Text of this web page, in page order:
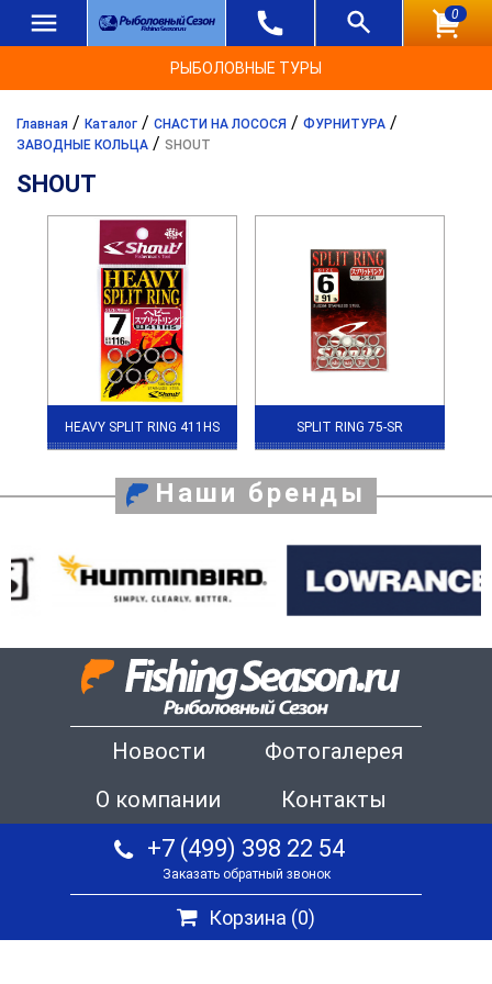
0
РЫБОЛОВНЫЕ ТУРЫ
Главная / Каталог / СНАСТИ НА ЛОСОСЯ / ФУРНИТУРА /
ЗАВОДНЫЕ КОЛЬЦА / SHOUT
SHOUT
HEAVY SPLIT RING 411HS SPLIT RING 75-SR
Наши бренды
Новости
Фотогалерея
О компании
Контакты
+7 (499) 398 22 54
Заказать обратный звонок
Корзина (0)